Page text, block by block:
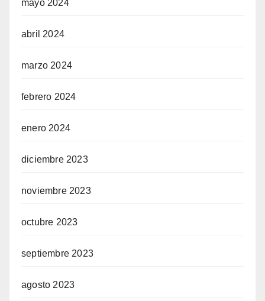
mayo 2024
abril 2024
marzo 2024
febrero 2024
enero 2024
diciembre 2023
noviembre 2023
octubre 2023
septiembre 2023
agosto 2023